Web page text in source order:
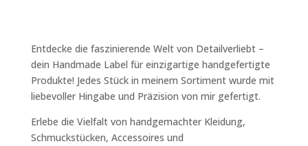
Entdecke die faszinierende Welt von Detailverliebt –
dein Handmade Label für einzigartige handgefertigte
Produkte! Jedes Stück in meinem Sortiment wurde mit
liebevoller Hingabe und Präzision von mir gefertigt.
Erlebe die Vielfalt von handgemachter Kleidung,
Schmuckstücken, Accessoires und